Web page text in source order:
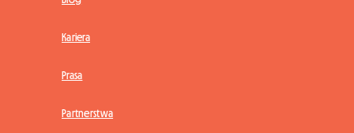
Kariera
Prasa
Partnerstwa